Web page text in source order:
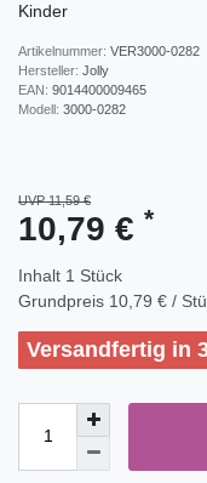
Kinder
Artikelnummer: VER3000-0282
Hersteller: Jolly
EAN: 9014400009465
Modell: 3000-0282
UVP 11,59 €
10,79 € *
Inhalt 1 Stück
Grundpreis 10,79 € /
Versandfertig in